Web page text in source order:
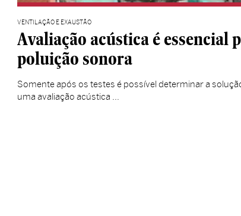
VENTILAÇÃO E EXAUSTÃO
Avaliação acústica é essencial
poluição sonora
Somente após os testes é possível determinar a
uma avaliação acústica …